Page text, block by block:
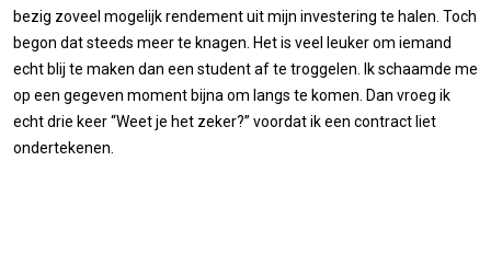
bezig zoveel mogelijk rendement uit mijn investering te halen. Toch
begon dat steeds meer te knagen. Het is veel leuker om iemand
echt blij te maken dan een student af te troggelen. Ik schaamde me
op een gegeven moment bijna om langs te komen. Dan vroeg ik
echt drie keer “Weet je het zeker?” voordat ik een contract liet
ondertekenen.